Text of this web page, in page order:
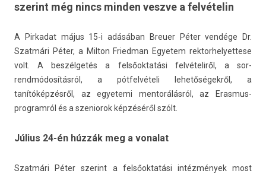
szerint még nincs minden veszve a felvételin
A Pir­kadat május 15-i adásában Breu­er Péter vendége Dr.
Szatmári Péter, a Mil­ton Fried­man Egyetem re­ktor­helyet­tese
volt. A beszélgetés a felsőoktatási felvételiről, a sor­
rendmódosítás­ról, a pótfelvételi lehetőségekről, a
tanítóképzésről, az egyetemi men­torálás­ról, az Erasmus-
programról és a szeniorok képzéséről szólt.
Július 24-én húzzák meg a vonalat
Szatmári Péter szerint a felsőoktatási intézmények most